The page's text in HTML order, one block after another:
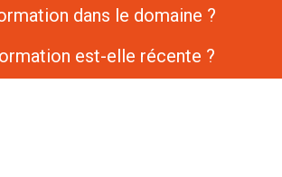
dans le domaine ?
est-elle récente ?